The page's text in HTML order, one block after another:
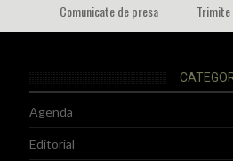
Comunicate de presa
Agenda
Editorial